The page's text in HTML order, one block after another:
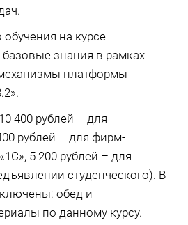
на курсе
знания в рамках
платформы
10 400 рублей – для
рублей – для фирм-
5 200 рублей – для
студенческого). В
обед и
по данному курсу.